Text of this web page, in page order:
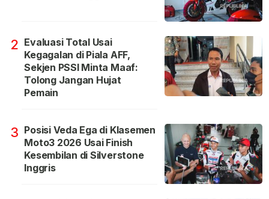
2 Evaluasi Total Usai
Kegagalan di Piala AFF,
Sekjen PSSI Minta Maaf:
Tolong Jangan Hujat
Pemain
3 Posisi Veda Ega di Klasemen
Moto3 2026 Usai Finish
Kesembilan di Silverstone
Inggris